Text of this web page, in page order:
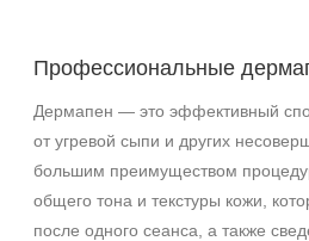
Профессиональные
Дермапен — это эффективный
от угревой сыпи и других
большим преимуществом
общего тона и текстуры кожи,
после одного сеанса, а также